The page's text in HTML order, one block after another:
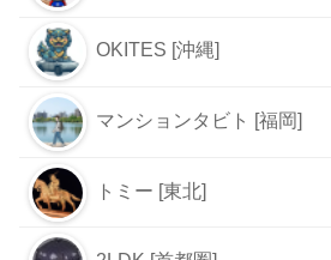
OKITES [沖縄]
マンションタビト [福岡]
トミー [東北]